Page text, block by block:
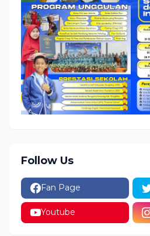
Follow Us
Fan Page
Youtube